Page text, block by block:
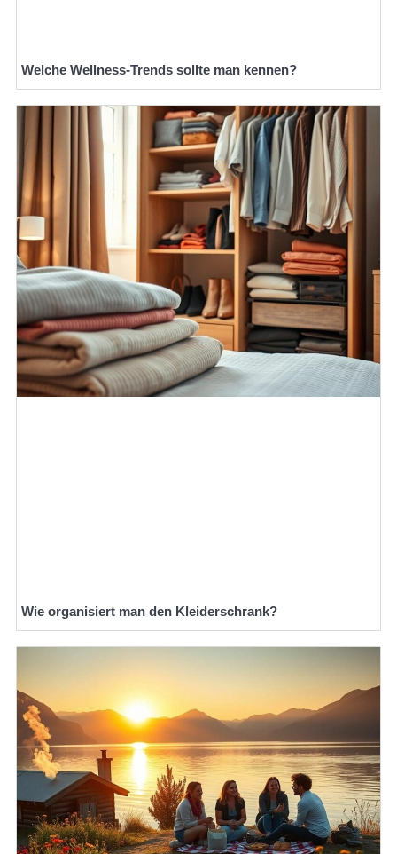
Welche Wellness-Trends sollte man kennen?
Wie organisiert man den Kleiderschrank?